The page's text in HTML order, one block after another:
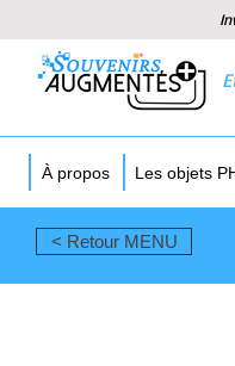
À propos Les objets
< Retour MENU